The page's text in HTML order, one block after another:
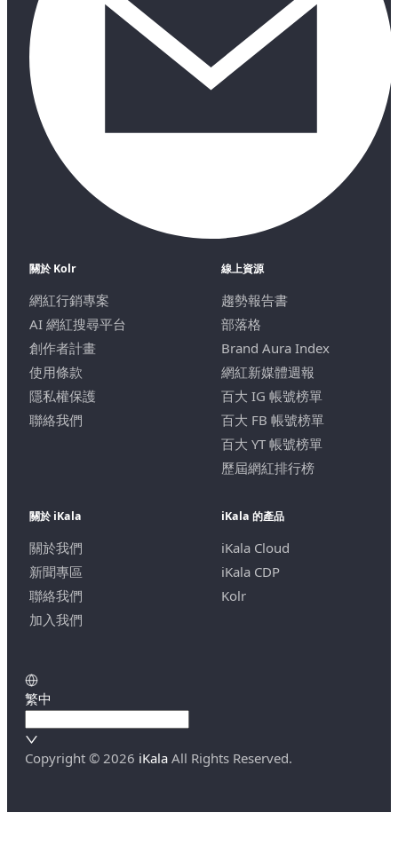
關於 Kolr
網紅行銷專案
AI 網紅搜尋平台
創作者計畫
使用條款
隱私權保護
聯絡我們
線上資源
趨勢報告書
部落格
Brand Aura Index
網紅新媒體週報
百大 IG 帳號榜單
百大 FB 帳號榜單
百大 YT 帳號榜單
歷屆網紅排行榜
關於 iKala
關於我們
新聞專區
聯絡我們
加入我們
iKala 的產品
iKala Cloud
iKala CDP
Kolr
繁中
Copyright © 2026 iKala All Rights Reserved.